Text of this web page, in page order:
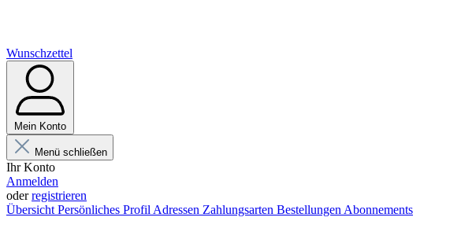
Wunschzettel
Mein Konto
Menü schließen
Ihr Konto
Anmelden
oderregistrieren
Übersicht Persönliches Profil Adressen Zahlungsarten Bestellungen Abonnements